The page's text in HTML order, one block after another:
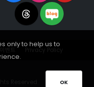
only to help us to
OK
벤트 Privacy Policy
Reserved.